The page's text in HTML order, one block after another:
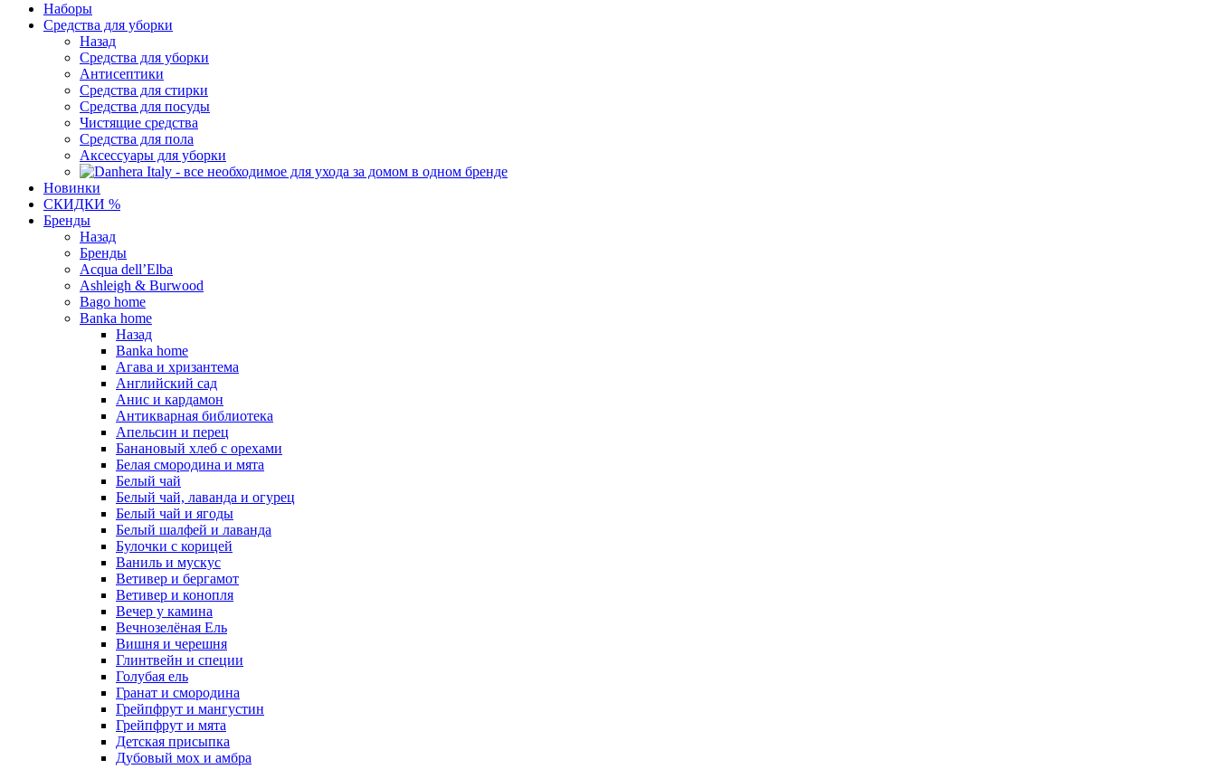
Наборы
Средства для уборки
Назад
Средства для уборки
Антисептики
Средства для стирки
Средства для посуды
Чистящие средства
Средства для пола
Аксессуары для уборки
Новинки
СКИДКИ %
Бренды
Назад
Бренды
Acqua dell’Elba
Ashleigh & Burwood
Bago home
Banka home
Назад
Banka home
Агава и хризантема
Английский сад
Анис и кардамон
Антикварная библиотека
Апельсин и перец
Банановый хлеб с орехами
Белая смородина и мята
Белый чай
Белый чай, лаванда и огурец
Белый чай и ягоды
Белый шалфей и лаванда
Булочки с корицей
Ваниль и мускус
Ветивер и бергамот
Ветивер и конопля
Вечер у камина
Вечнозелёная Ель
Вишня и черешня
Глинтвейн и специи
Голубая ель
Гранат и смородина
Грейпфрут и мангустин
Грейпфрут и мята
Детская присыпка
Дубовый мох и амбра